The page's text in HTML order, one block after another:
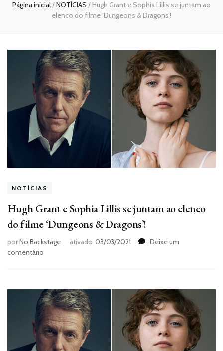
Página inicial/NOTÍCIAS / Hugh Grant e Sophia Lillis se juntam ao
elenco do filme ‘Dungeons & Dragons’!
NOTÍCIAS
Hugh Grant e Sophia Lillis se juntam ao elenco
do filme ‘Dungeons & Dragons’!
porNo Backstage ativado 03/03/2021
Deixe um
comentário
Sophia
Lillis
se
juntam
ao
elenco